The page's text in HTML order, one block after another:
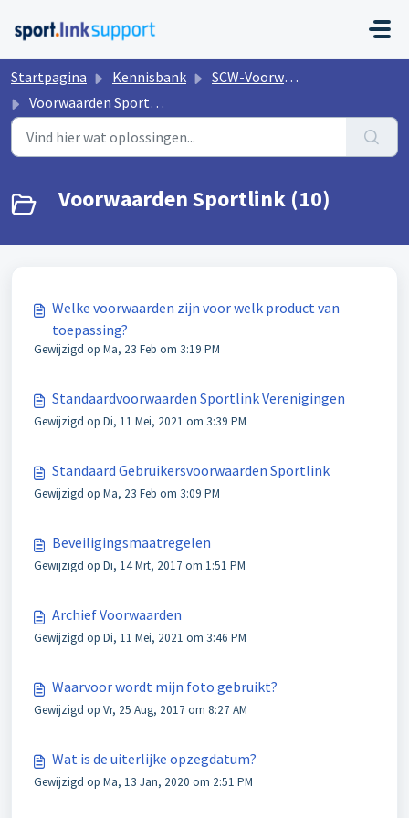
Startpagina Kennisbank
SCW-Voorwaarden & Privacy Sportlink
Voorwaarden Sportlink
Voorwaarden Sportlink (10)
Welke voorwaarden zijn voor welk product van
toepassing?
Gewijzigd op Ma, 23 Feb om 3:19 PM
Standaardvoorwaarden Sportlink Verenigingen
Gewijzigd op Di, 11 Mei, 2021 om 3:39 PM
Standaard Gebruikersvoorwaarden Sportlink
Gewijzigd op Ma, 23 Feb om 3:09 PM
Beveiligingsmaatregelen
Gewijzigd op Di, 14 Mrt, 2017 om 1:51 PM
Archief Voorwaarden
Gewijzigd op Di, 11 Mei, 2021 om 3:46 PM
Waarvoor wordt mijn foto gebruikt?
Gewijzigd op Vr, 25 Aug, 2017 om 8:27 AM
Wat is de uiterlijke opzegdatum?
Gewijzigd op Ma, 13 Jan, 2020 om 2:51 PM